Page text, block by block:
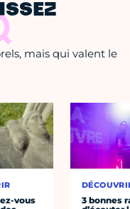
mais qui valent le
vous
3 bonnes